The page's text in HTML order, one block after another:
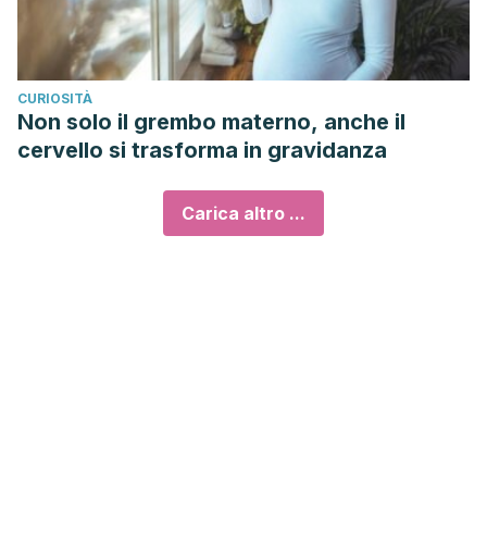
CURIOSITÀ
Non solo il grembo materno, anche il
cervello si trasforma in gravidanza
Carica altro ...